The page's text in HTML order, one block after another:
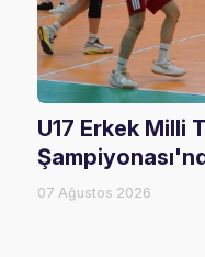
U17 Erkek Milli
07 Ağustos 2026